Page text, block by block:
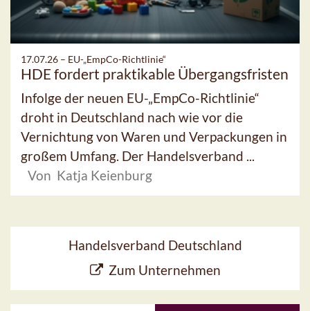
17.07.26 – EU-„EmpCo-Richtlinie“
HDE fordert praktikable Übergangsfristen
Infolge der neuen EU-„EmpCo-Richtlinie“
droht in Deutschland nach wie vor die
Vernichtung von Waren und Verpackungen in
großem Umfang. Der Handelsverband ...
Von Katja Keienburg
Handelsverband Deutschland
Zum Unternehmen